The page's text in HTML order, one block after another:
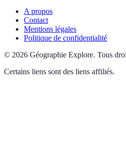
A propos
Contact
Mentions légales
Politique de confidentialité
© 2026 Géographie Explore. Tous
Certains liens sont des liens affiliés.